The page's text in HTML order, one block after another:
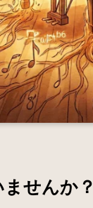
せんか？